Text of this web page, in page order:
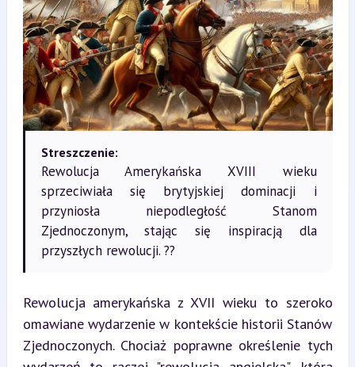
Streszczenie:
Rewolucja Amerykańska XVIII wieku
sprzeciwiała się brytyjskiej dominacji i
przyniosła niepodległość Stanom
Zjednoczonym, stając się inspiracją dla
przyszłych rewolucji. ??
Rewolucja amerykańska z XVII wieku to szeroko
omawiane wydarzenie w kontekście historii Stanów
Zjednoczonych. Chociaż poprawne określenie tych